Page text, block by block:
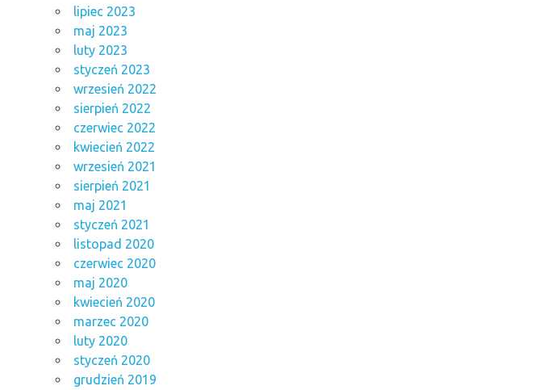
lipiec 2023
maj 2023
luty 2023
styczeń 2023
wrzesień 2022
sierpień 2022
czerwiec 2022
kwiecień 2022
wrzesień 2021
sierpień 2021
maj 2021
styczeń 2021
listopad 2020
czerwiec 2020
maj 2020
kwiecień 2020
marzec 2020
luty 2020
styczeń 2020
grudzień 2019